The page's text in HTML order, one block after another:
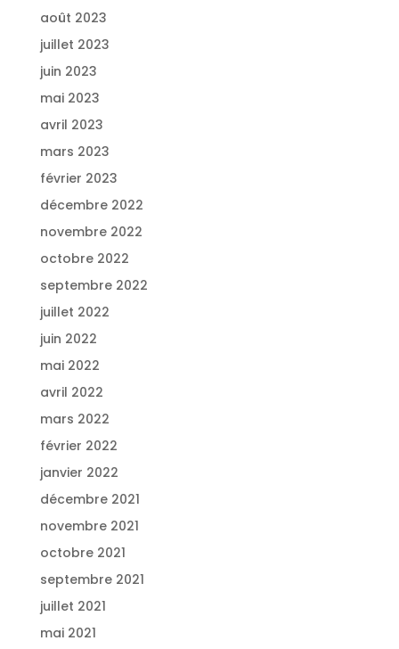
août 2023
juillet 2023
juin 2023
mai 2023
avril 2023
mars 2023
février 2023
décembre 2022
novembre 2022
octobre 2022
septembre 2022
juillet 2022
juin 2022
mai 2022
avril 2022
mars 2022
février 2022
janvier 2022
décembre 2021
novembre 2021
octobre 2021
septembre 2021
juillet 2021
mai 2021